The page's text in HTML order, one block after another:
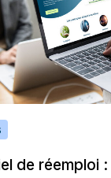
de réemploi :